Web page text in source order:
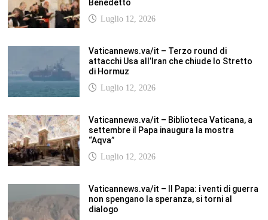
Benedetto
Luglio 12, 2026
Vaticannews.va/it – Terzo round di
attacchi Usa all’Iran che chiude lo Stretto
di Hormuz
Luglio 12, 2026
Vaticannews.va/it – Biblioteca Vaticana, a
settembre il Papa inaugura la mostra
“Aqva”
Luglio 12, 2026
Vaticannews.va/it – Il Papa: i venti di guerra
non spengano la speranza, si torni al
dialogo